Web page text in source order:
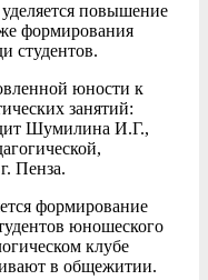
повышение
формирования
студентов.
юности к
занятий:
Шумилина И.Г.,
Пенза.
формирование
юношеского
клубе
в общежитии.